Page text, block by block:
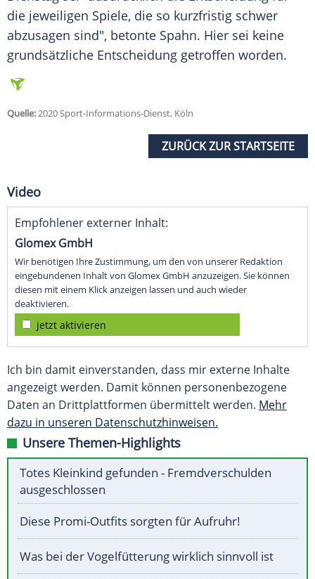
die jeweiligen Spiele, die so kurzfristig schwer
abzusagen sind", betonte Spahn. Hier sei keine
grundsätzliche Entscheidung getroffen worden.
Quelle:2020 Sport-Informations-Dienst, Köln
ZURÜCK ZUR STARTSEITE
Video
Empfohlener externer Inhalt:
Glomex GmbH
Wir benötigen Ihre Zustimmung, um den von unserer Redaktion
eingebundenen Inhalt von Glomex GmbH anzuzeigen. Sie können
diesen mit einem Klick anzeigen lassen und auch wieder
deaktivieren.
jetzt aktivieren
Ich bin damit einverstanden, dass mir externe Inhalte
angezeigt werden. Damit können personenbezogene
Daten an Drittplattformen übermittelt werden. Mehr
dazu in unseren Datenschutzhinweisen.
Unsere Themen-Highlights
Totes Kleinkind gefunden - Fremdverschulden
ausgeschlossen
Diese Promi-Outfits sorgten für Aufruhr!
Was bei der Vogelfütterung wirklich sinnvoll ist